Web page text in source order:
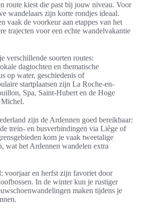
route kiest die past bij jouw niveau. Voor
wandelaars zijn korte rondjes ideaal.
vaak de voorkeur aan etappes van het
trajecten voor een echte wandelvakantie
verschillende soorten routes:
dagtochten en thematische
op water, geschiedenis of
startplaatsen zijn La Roche-en-
Spa, Saint-Hubert en de Hoge
Michel.
zijn de Ardennen goed bereikbaar:
trein- en busverbindingen via Liège of
kom je vaak tweetalige
wat het Ardennen wandelen extra
voorjaar en herfst zijn favoriet door
In de winter kun je rustiger
maken tijdens je